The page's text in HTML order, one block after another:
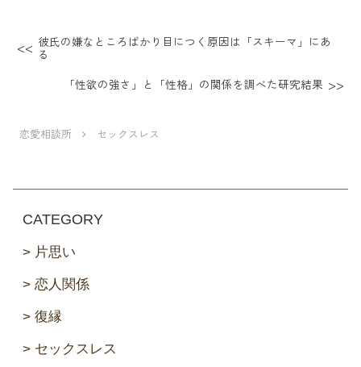
彼氏の嫌なところばかり目につく原因は「スキーマ」にあ
る
「性欲の強さ」と「性格」の関係を調べた研究結果
恋愛相談所 セックスレス
CATEGORY
片思い
恋人関係
復縁
セックスレス